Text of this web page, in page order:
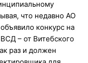
что недавно АО
конкурс на
– от Витебского
раз и должен